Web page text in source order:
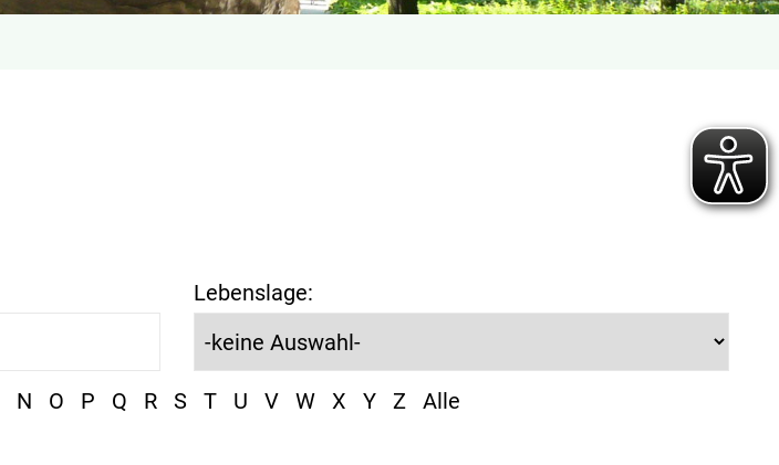
Lebenslage:
N O P Q R S T U V W X Y Z Alle